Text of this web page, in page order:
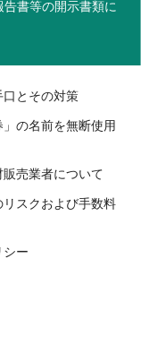
書等の開示書類に
口とその対策
」の名前を無断使用
売業者について
リスクおよび手数料
シー